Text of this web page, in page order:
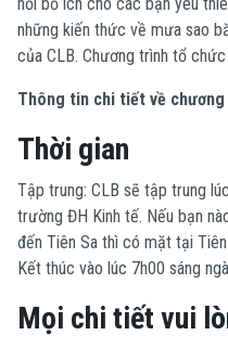
hỏi bổ ích cho các bạn yêu
những kiến thức về mưa sao
của CLB. Chương trình tổ
Thông tin chi tiết về
Thời gian
Tập trung: CLB sẽ tập trung
trường ĐH Kinh tế. Nếu bạn
đến Tiên Sa thì có mặt tại
Kết thúc vào lúc 7h00 sáng
Mọi chi tiết vui